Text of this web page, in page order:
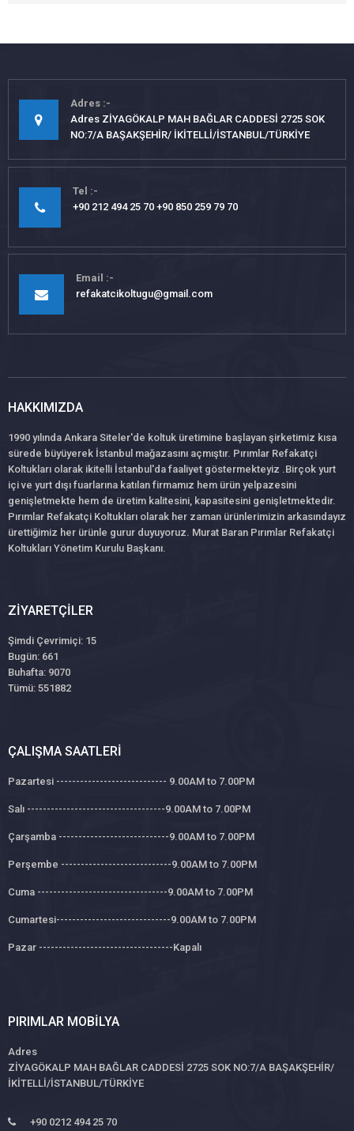
Adres
Adres ZİYAGÖKALP MAH BAĞLAR CADDESİ 2725 SOK
NO:7/A BAŞAKŞEHİR/ İKİTELLİ/İSTANBUL/TÜRKİYE
Tel
+90 212 494 25 70 +90 850 259 79 70
Email
refakatcikoltugu@gmail.com
HAKKIMIZDA
1990 yılında Ankara Siteler'de koltuk üretimine başlayan şirketimiz kısa
sürede büyüyerek İstanbul mağazasını açmıştır. Pırımlar Refakatçi
Koltukları olarak ikitelli İstanbul'da faaliyet göstermekteyiz .Birçok yurt
içi ve yurt dışı fuarlarına katılan firmamız hem ürün yelpazesini
genişletmekte hem de üretim kalitesini, kapasitesini genişletmektedir.
Pırımlar Refakatçi Koltukları olarak her zaman ürünlerimizin arkasındayız
ürettiğimiz her ürünle gurur duyuyoruz. Murat Baran Pırımlar Refakatçi
Koltukları Yönetim Kurulu Başkanı.
ZIYARETÇILER
Şimdi Çevrimiçi: 15
Bugün: 661
Buhafta: 9070
Tümü: 551882
ÇALIŞMA SAATLERI
Pazartesi ---------------------------- 9.00AM to 7.00PM
Salı -----------------------------------9.00AM to 7.00PM
Çarşamba ----------------------------9.00AM to 7.00PM
Perşembe ----------------------------9.00AM to 7.00PM
Cuma ---------------------------------9.00AM to 7.00PM
Cumartesi-----------------------------9.00AM to 7.00PM
Pazar ----------------------------------Kapalı
PIRIMLAR MOBILYA
Adres
ZİYAGÖKALP MAH BAĞLAR CADDESİ 2725 SOK NO:7/A BAŞAKŞEHİR/
İKİTELLİ/İSTANBUL/TÜRKİYE
+90 0212 494 25 70